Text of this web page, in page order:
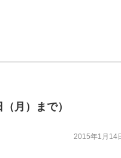
月）まで）
2015年1月14